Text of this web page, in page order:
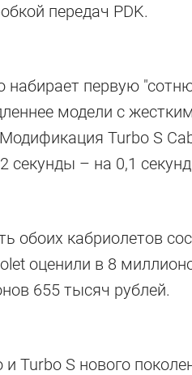
передач PDK.
первую
модели с
Turbo S
секунды – на 0,1
обоих кабриолетов
оценили в 8
655 тысяч рублей.
Turbo S нового